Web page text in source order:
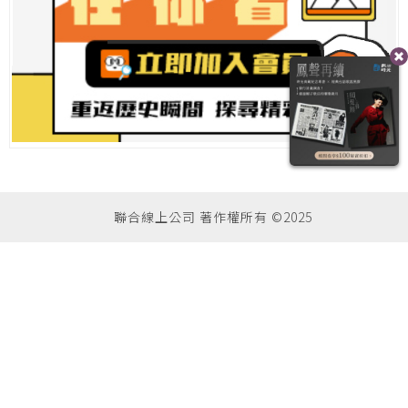
聯合線上公司 著作權所有 ©2025